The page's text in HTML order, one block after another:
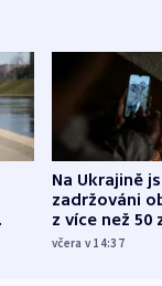
Na Ukrajině
zadržováni
z více než 50
Bojovali na
včera v 14:37